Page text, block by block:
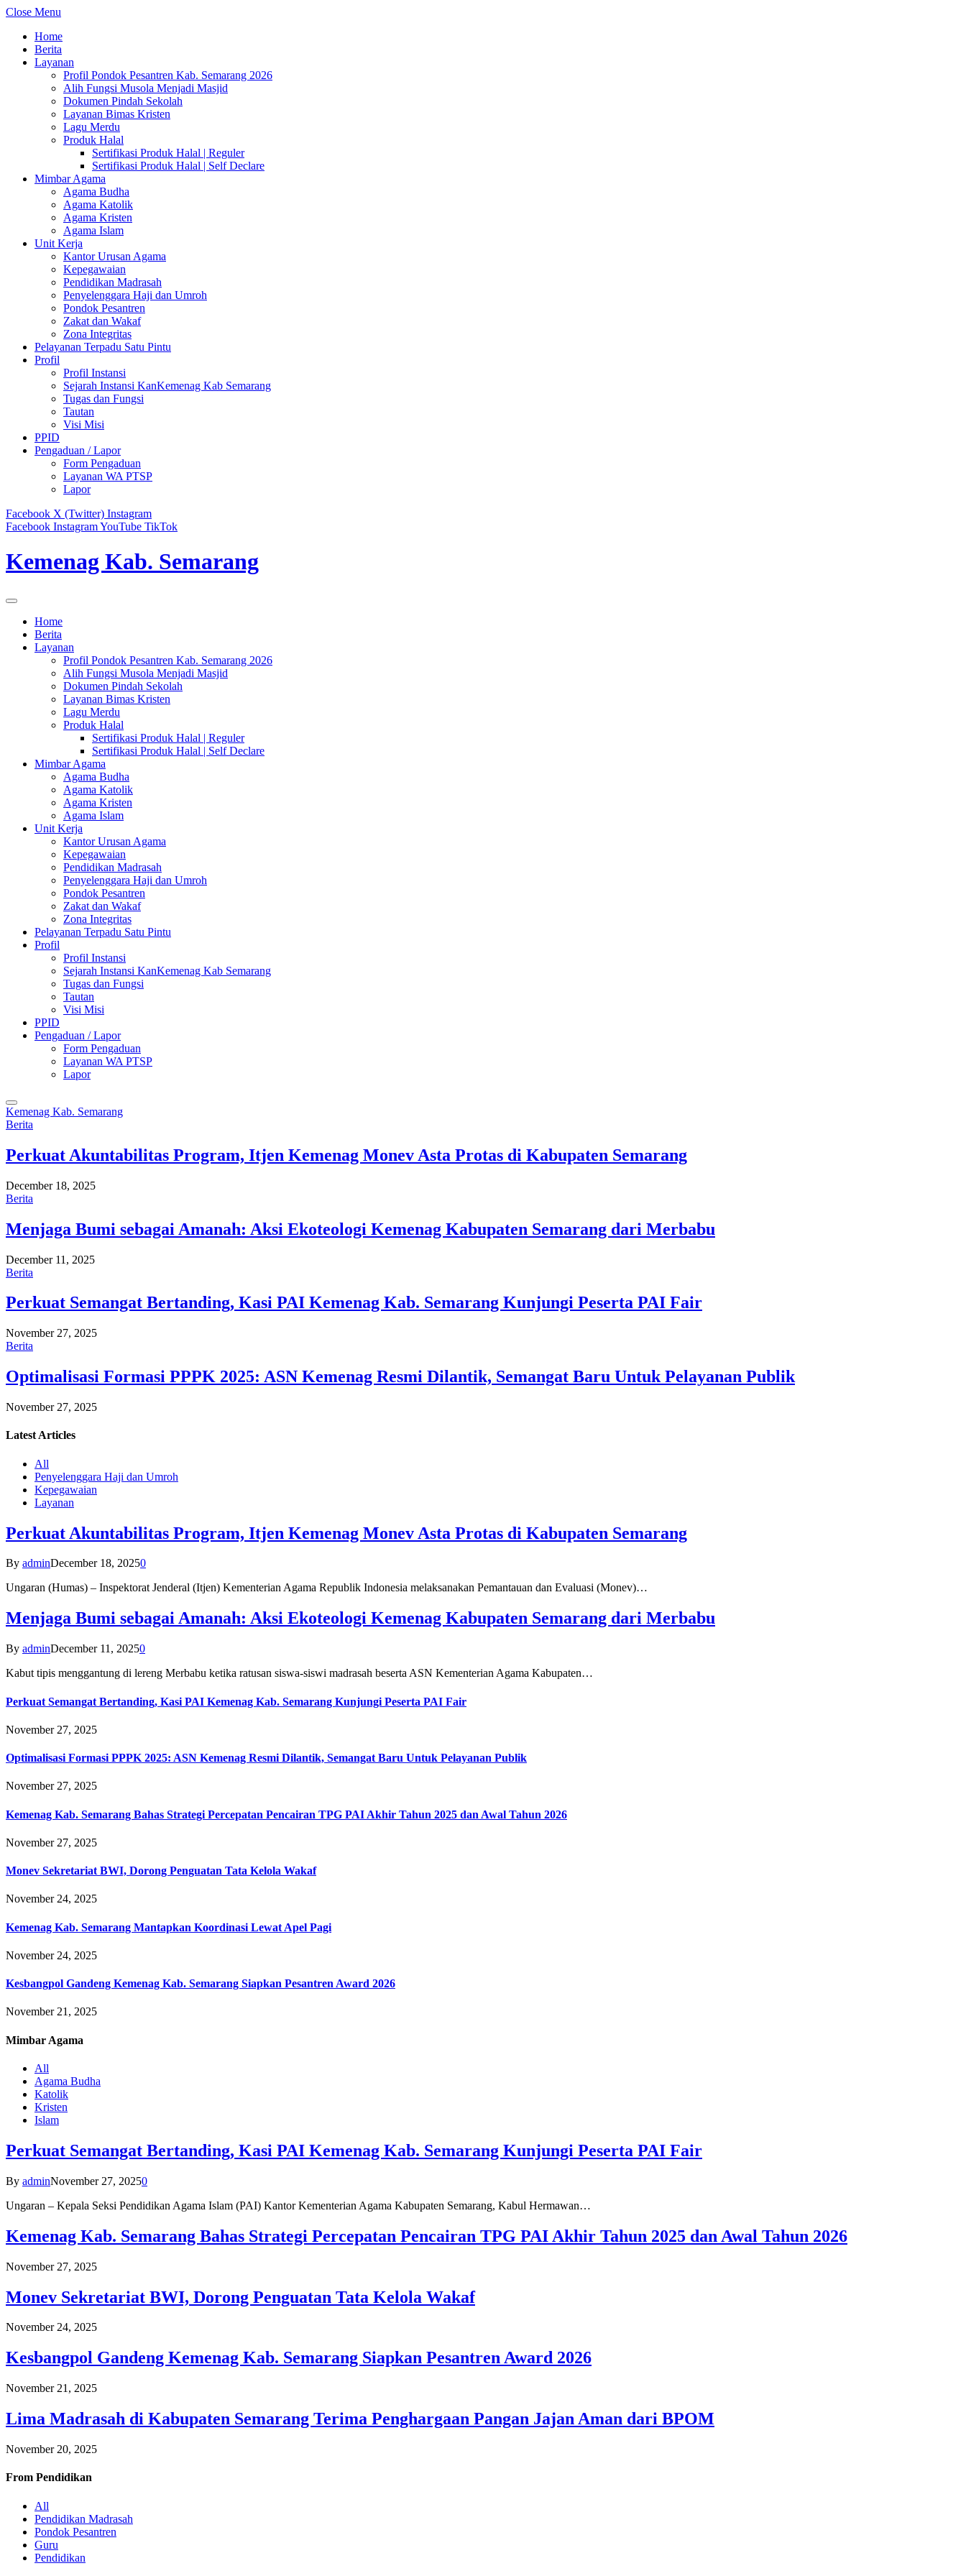
Close Menu
Home
Berita
Layanan
Profil Pondok Pesantren Kab. Semarang 2026
Alih Fungsi Musola Menjadi Masjid
Dokumen Pindah Sekolah
Layanan Bimas Kristen
Lagu Merdu
Produk Halal
Sertifikasi Produk Halal | Reguler
Sertifikasi Produk Halal | Self Declare
Mimbar Agama
Agama Budha
Agama Katolik
Agama Kristen
Agama Islam
Unit Kerja
Kantor Urusan Agama
Kepegawaian
Pendidikan Madrasah
Penyelenggara Haji dan Umroh
Pondok Pesantren
Zakat dan Wakaf
Zona Integritas
Pelayanan Terpadu Satu Pintu
Profil
Profil Instansi
Sejarah Instansi KanKemenag Kab Semarang
Tugas dan Fungsi
Tautan
Visi Misi
PPID
Pengaduan / Lapor
Form Pengaduan
Layanan WA PTSP
Lapor
Facebook X (Twitter) Instagram
Facebook InstagramYouTube TikTok
Kemenag Kab. Semarang
Home
Berita
Layanan
Profil Pondok Pesantren Kab. Semarang 2026
Alih Fungsi Musola Menjadi Masjid
Dokumen Pindah Sekolah
Layanan Bimas Kristen
Lagu Merdu
Produk Halal
Sertifikasi Produk Halal | Reguler
Sertifikasi Produk Halal | Self Declare
Mimbar Agama
Agama Budha
Agama Katolik
Agama Kristen
Agama Islam
Unit Kerja
Kantor Urusan Agama
Kepegawaian
Pendidikan Madrasah
Penyelenggara Haji dan Umroh
Pondok Pesantren
Zakat dan Wakaf
Zona Integritas
Pelayanan Terpadu Satu Pintu
Profil
Profil Instansi
Sejarah Instansi KanKemenag Kab Semarang
Tugas dan Fungsi
Tautan
Visi Misi
PPID
Pengaduan / Lapor
Form Pengaduan
Layanan WA PTSP
Lapor
Kemenag Kab. Semarang
Berita
Perkuat Akuntabilitas Program, Itjen Kemenag Monev Asta Protas di Kabupaten Semarang
December 18, 2025
Berita
Menjaga Bumi sebagai Amanah: Aksi Ekoteologi Kemenag Kabupaten Semarang dari Merbabu
December 11, 2025
Berita
Perkuat Semangat Bertanding, Kasi PAI Kemenag Kab. Semarang Kunjungi Peserta PAI Fair
November 27, 2025
Berita
Optimalisasi Formasi PPPK 2025: ASN Kemenag Resmi Dilantik, Semangat Baru Untuk Pelayanan Publik
November 27, 2025
Latest Articles
All
Penyelenggara Haji dan Umroh
Kepegawaian
Layanan
Perkuat Akuntabilitas Program, Itjen Kemenag Monev Asta Protas di Kabupaten Semarang
By adminDecember 18, 20250
Ungaran (Humas) – Inspektorat Jenderal (Itjen) Kementerian Agama Republik Indonesia melaksanakan Pemantauan dan Evaluasi (Monev)…
Menjaga Bumi sebagai Amanah: Aksi Ekoteologi Kemenag Kabupaten Semarang dari Merbabu
By adminDecember 11, 20250
Kabut tipis menggantung di lereng Merbabu ketika ratusan siswa-siswi madrasah beserta ASN Kementerian Agama Kabupaten…
Perkuat Semangat Bertanding, Kasi PAI Kemenag Kab. Semarang Kunjungi Peserta PAI Fair
November 27, 2025
Optimalisasi Formasi PPPK 2025: ASN Kemenag Resmi Dilantik, Semangat Baru Untuk Pelayanan Publik
November 27, 2025
Kemenag Kab. Semarang Bahas Strategi Percepatan Pencairan TPG PAI Akhir Tahun 2025 dan Awal Tahun 2026
November 27, 2025
Monev Sekretariat BWI, Dorong Penguatan Tata Kelola Wakaf
November 24, 2025
Kemenag Kab. Semarang Mantapkan Koordinasi Lewat Apel Pagi
November 24, 2025
Kesbangpol Gandeng Kemenag Kab. Semarang Siapkan Pesantren Award 2026
November 21, 2025
Mimbar Agama
All
Agama Budha
Katolik
Kristen
Islam
Perkuat Semangat Bertanding, Kasi PAI Kemenag Kab. Semarang Kunjungi Peserta PAI Fair
By adminNovember 27, 20250
Ungaran – Kepala Seksi Pendidikan Agama Islam (PAI) Kantor Kementerian Agama Kabupaten Semarang, Kabul Hermawan…
Kemenag Kab. Semarang Bahas Strategi Percepatan Pencairan TPG PAI Akhir Tahun 2025 dan Awal Tahun 2026
November 27, 2025
Monev Sekretariat BWI, Dorong Penguatan Tata Kelola Wakaf
November 24, 2025
Kesbangpol Gandeng Kemenag Kab. Semarang Siapkan Pesantren Award 2026
November 21, 2025
Lima Madrasah di Kabupaten Semarang Terima Penghargaan Pangan Jajan Aman dari BPOM
November 20, 2025
From Pendidikan
All
Pendidikan Madrasah
Pondok Pesantren
Guru
Pendidikan